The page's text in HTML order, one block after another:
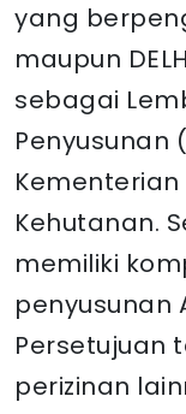
yang
maupun
sebagai
Penyusunan
Kehutanan.
memiliki
penyusunan
Persetujuan
perizinan